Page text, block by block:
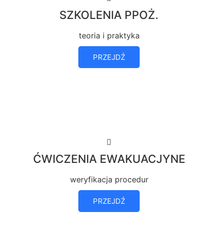
SZKOLENIA PPOŻ.
teoria i praktyka
PRZEJDŹ
ĆWICZENIA EWAKUACJYNE
weryfikacja procedur
PRZEJDŹ